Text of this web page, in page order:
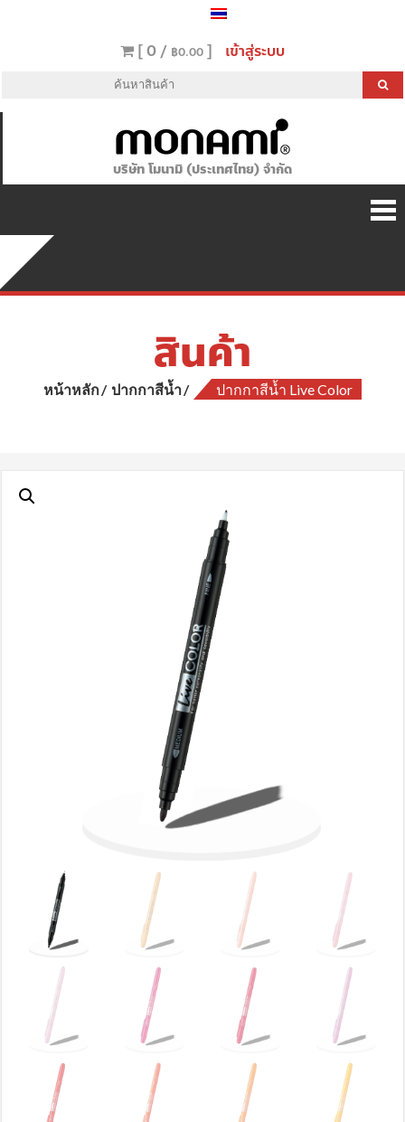
[ 0 / ฿0.00 ] เข้าสู่ระบบ
บริษัท โมนามิ (ประเทศไทย) จำกัด
สินค้า
หน้าหลัก ปากกาสีน้ำ ปากกาสีน้ำ Live Color